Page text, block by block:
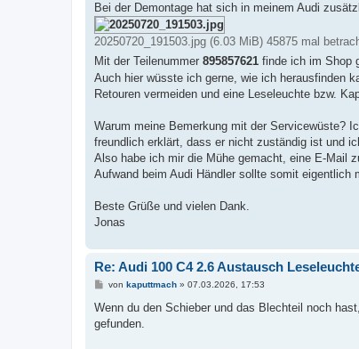
Bei der Demontage hat sich in meinem Audi
20250720_191503.jpg (6.03 MiB) 45875 mal
Mit der Teilenummer 895857621 finde ich im Shop
Auch hier wüsste ich gerne, wie ich herausfinden
Retouren vermeiden und eine Leseleuchte bzw.
Warum meine Bemerkung mit der Servicewüste?
freundlich erklärt, dass er nicht zuständig ist und
Also habe ich mir die Mühe gemacht, eine E-Mail
Aufwand beim Audi Händler sollte somit
Beste Grüße und vielen Dank.
Jonas
Re: Audi 100 C4 2.6 Austausch
B
i
r
von kaputtmach» 07.03.2026, 17:53
Wenn du den Schieber und das Blechteil noch
gefunden.